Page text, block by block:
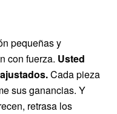
pequeñas y
con fuerza. Usted
Cada pieza
sus ganancias. Y
retrasa los